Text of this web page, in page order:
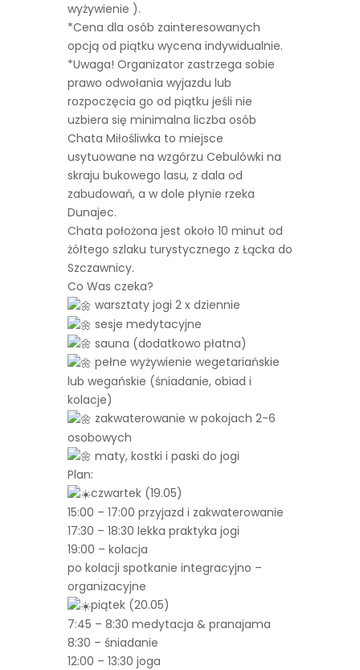
wyżywienie ).
*Cena dla osób zainteresowanych
opcją od piątku wycena indywidualnie.
*Uwaga! Organizator zastrzega sobie
prawo odwołania wyjazdu lub
rozpoczęcia go od piątku jeśli nie
uzbiera się minimalna liczba osób
Chata Miłośliwka to miejsce
usytuowane na wzgórzu Cebulówki na
skraju bukowego lasu, z dala od
zabudowań, a w dole płynie rzeka
Dunajec.
Chata położona jest około 10 minut od
żółtego szlaku turystycznego z Łącka do
Szczawnicy.
Co Was czeka?
warsztaty jogi 2 x dziennie
sesje medytacyjne
sauna (dodatkowo płatna)
pełne wyżywienie wegetariańskie
lub wegańskie (śniadanie, obiad i
kolacje)
zakwaterowanie w pokojach 2-6
osobowych
maty, kostki i paski do jogi
Plan:
czwartek (19.05)
15:00 – 17:00 przyjazd i zakwaterowanie
17:30 – 18:30 lekka praktyka jogi
19:00 – kolacja
po kolacji spotkanie integracyjno –
organizacyjne
piątek (20.05)
7:45 – 8:30 medytacja & pranajama
8:30 – śniadanie
12:00 – 13:30 joga